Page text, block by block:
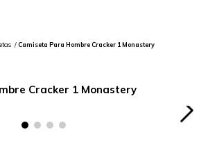
Camiseta Para Hombre Cracker 1 Monastery
Cracker 1 Monastery